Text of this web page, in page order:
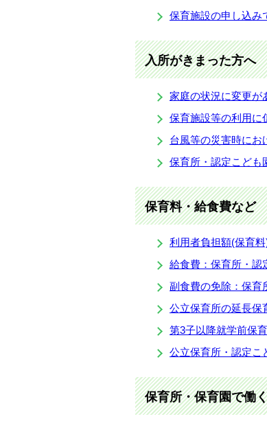
保育施設の申し込み
入所がきまった方へ
家庭の状況に変更が
保育施設等の利用に
台風等の災害時にお
保育所・認定こども
保育料・給食費など
利用者負担額(保育料
給食費：保育所・認
副食費の免除：保育
公立保育所の延長保
第3子以降就学前保
公立保育所・認定こ
保育所・保育園で働